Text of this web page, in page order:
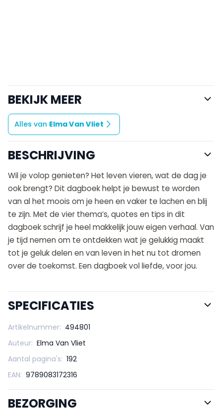
BEKIJK MEER
Alles van Elma Van Vliet
BESCHRIJVING
Wil je volop genieten? Het leven vieren, wat de dag je
ook brengt? Dit dagboek helpt je bewust te worden
van al het moois om je heen en vaker te lachen en blij
te zijn. Met de vier thema’s, quotes en tips in dit
dagboek schrijf je heel makkelijk jouw eigen verhaal. Van
je tijd nemen om te ontdekken wat je gelukkig maakt
tot je geluk delen en van leven in het nu tot dromen
over de toekomst. Een dagboek vol liefde, voor jou.
SPECIFICATIES
Artikelnummer: 494801
Auteur: Elma Van Vliet
Aantal pagina's: 192
EAN: 9789083172316
BEZORGING